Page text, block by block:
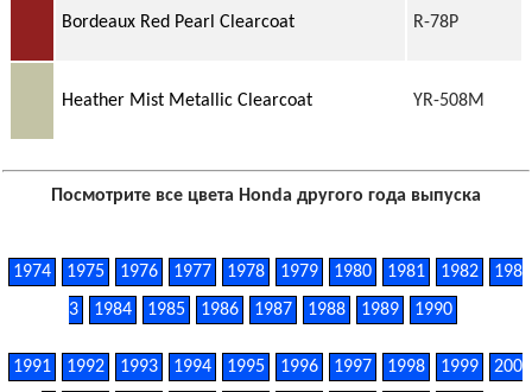
Bordeaux Red Pearl Clearcoat R-78P
Heather Mist Metallic Clearcoat YR-508M
Посмотрите все цвета Honda другого года выпуска
1974 1975 1976 1977 1978 1979 1980 1981 1982
198
3
1984 1985 1986 1987 1988 1989 1990
1991 1992 1993 1994 1995 1996 1997 1998 1999
200